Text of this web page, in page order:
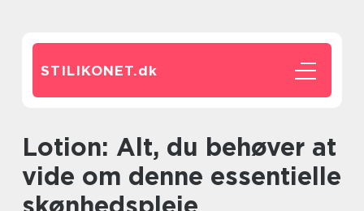
STILIKONET.dk
Lotion: Alt, du behøver at
vide om denne essentielle